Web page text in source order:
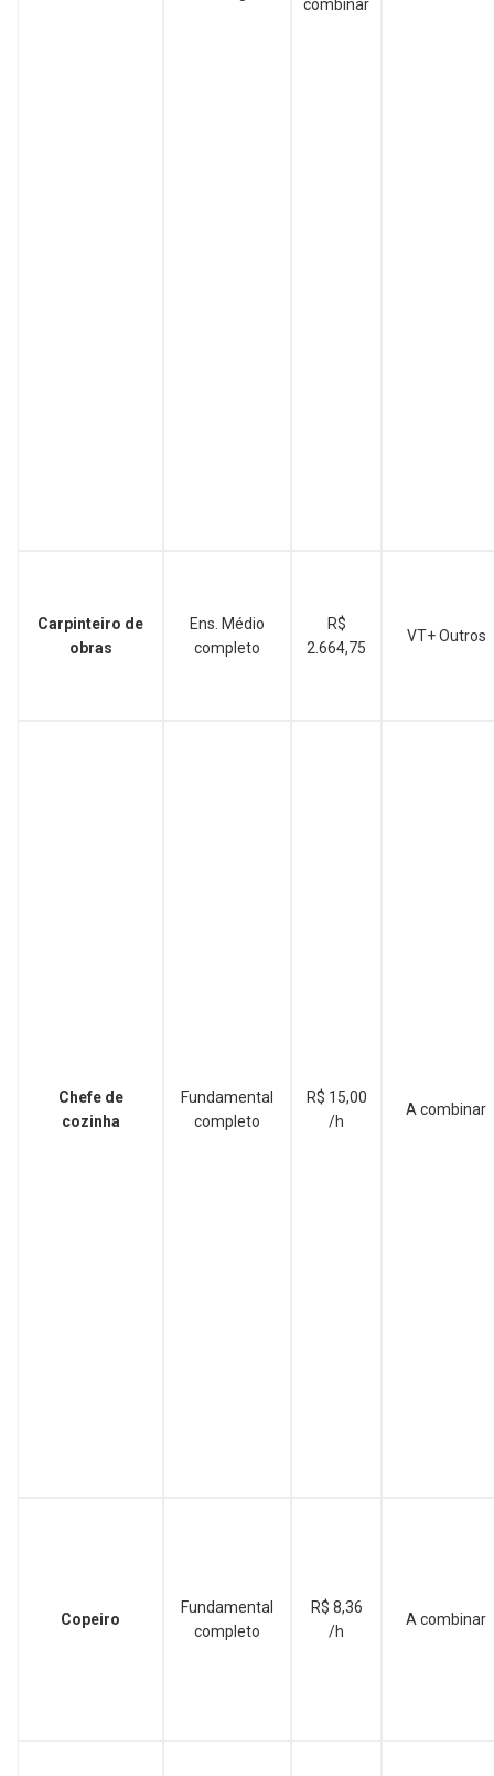
combinar
Carpinteiro de
obras
Ens. Médio
completo
R$
2.664,75
VT+ Outros
Chefe de
cozinha
Fundamental
completo
R$ 15,00
/h
A combinar
Copeiro
Fundamental
completo
R$ 8,36
/h
A combinar